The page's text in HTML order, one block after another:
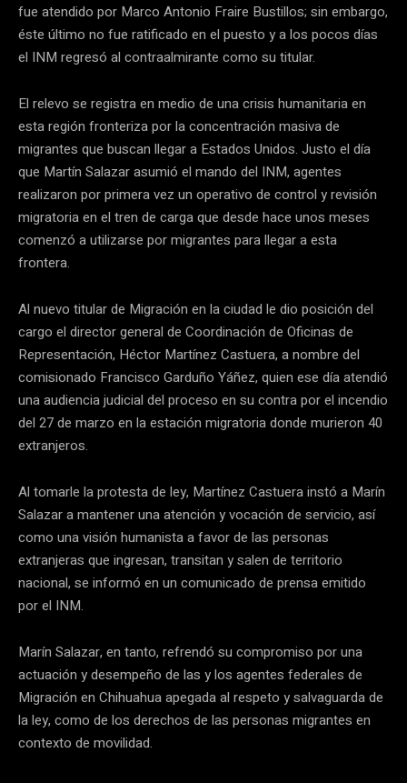
fue atendido por Marco Antonio Fraire Bustillos; sin embargo,
éste último no fue ratificado en el puesto y a los pocos días
el INM regresó al contraalmirante como su titular.
El relevo se registra en medio de una crisis humanitaria en
esta región fronteriza por la concentración masiva de
migrantes que buscan llegar a Estados Unidos. Justo el día
que Martín Salazar asumió el mando del INM, agentes
realizaron por primera vez un operativo de control y revisión
migratoria en el tren de carga que desde hace unos meses
comenzó a utilizarse por migrantes para llegar a esta
frontera.
Al nuevo titular de Migración en la ciudad le dio posición del
cargo el director general de Coordinación de Oficinas de
Representación, Héctor Martínez Castuera, a nombre del
comisionado Francisco Garduño Yáñez, quien ese día atendió
una audiencia judicial del proceso en su contra por el incendio
del 27 de marzo en la estación migratoria donde murieron 40
extranjeros.
Al tomarle la protesta de ley, Martínez Castuera instó a Marín
Salazar a mantener una atención y vocación de servicio, así
como una visión humanista a favor de las personas
extranjeras que ingresan, transitan y salen de territorio
nacional, se informó en un comunicado de prensa emitido
por el INM.
Marín Salazar, en tanto, refrendó su compromiso por una
actuación y desempeño de las y los agentes federales de
Migración en Chihuahua apegada al respeto y salvaguarda de
la ley, como de los derechos de las personas migrantes en
contexto de movilidad.